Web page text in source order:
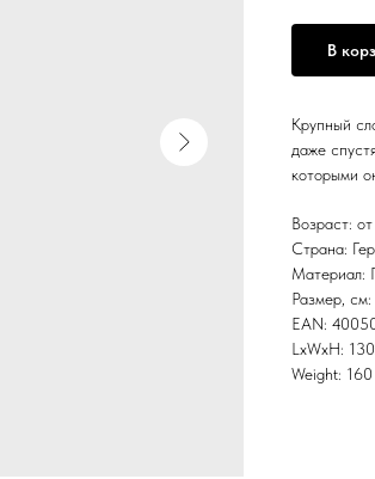
В
Крупный
даже
которыми
Возраст:
Страна:
Материал:
Размер,
EAN:
LxWxH:
Weight: